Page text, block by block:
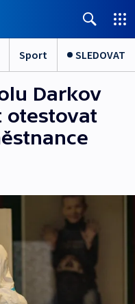
Sport SLEDOVAT
Darkov
otestovat